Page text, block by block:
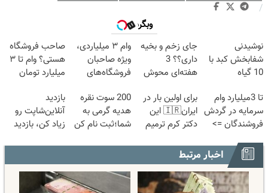
/
وبگردی
نوشیدنی
شفابخش کبد با
10 گیاه
امشب)
جای زخم و بخیه
داری؟؟ 3
هفته‌ای محوش
وام ۳ میلیاردی،
ویژه صاحبان
فروشگاه‌های
صاحب فروشگاه
هستی؟ وام تا ۳
میلیارد تومان
تا 3میلیارد وام
سرمایه در گردش
فروشندگان =>
ثبت کن
برای اولین بار در
ایران🇮🇷 این
دکتر کرم ترمیم
ساخت!
200 سوت نقره
هدیه گرمی به
شما؛ثبت نام کن
بازدید
آنلاین‌شاپت رو
زیاد کن، بازدید
اخبار مرتبط